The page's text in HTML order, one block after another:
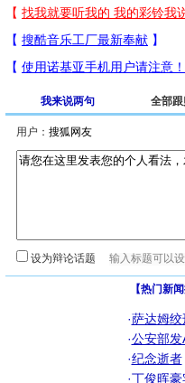
我来说两句 全部跟
用户：
设为辩论话题
【热门新闻
·萨达姆
·公安部
·纪念逝者
·丁俊晖